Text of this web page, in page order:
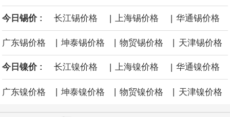
海力士：龙仁工厂将生产高带宽内存（HBM）及其他下一代动态随
机存取存储器（DRAM）。
今日锡价 : 长江锡价格 | 上海锡价格 | 华通锡价格
广东锡价格 坤泰锡价格 物贸锡价格 天津锡价格
今日镍价 : 长江镍价格 | 上海镍价格 | 华通镍价格
广东镍价格 | 坤泰镍价格 | 物贸镍价格 | 天津镍价格